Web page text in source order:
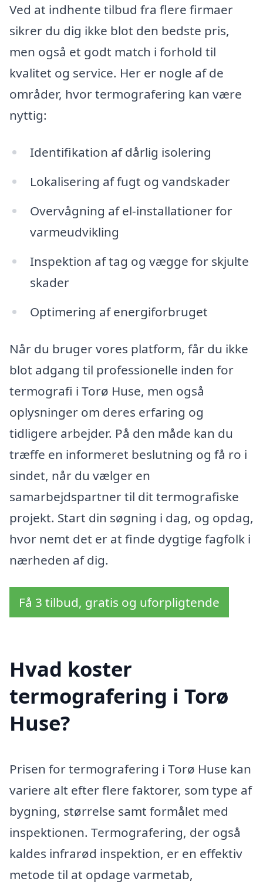
Ved at indhente tilbud fra flere firmaer
sikrer du dig ikke blot den bedste pris,
men også et godt match i forhold til
kvalitet og service. Her er nogle af de
områder, hvor termografering kan være
nyttig:
Identifikation af dårlig isolering
Lokalisering af fugt og vandskader
Overvågning af el-installationer for
varmeudvikling
Inspektion af tag og vægge for skjulte
skader
Optimering af energiforbruget
Når du bruger vores platform, får du ikke
blot adgang til professionelle inden for
termografi i Torø Huse, men også
oplysninger om deres erfaring og
tidligere arbejder. På den måde kan du
træffe en informeret beslutning og få ro i
sindet, når du vælger en
samarbejdspartner til dit termografiske
projekt. Start din søgning i dag, og opdag,
hvor nemt det er at finde dygtige fagfolk i
nærheden af dig.
Få 3 tilbud, gratis og uforpligtende
Hvad koster
termografering i Torø
Huse?
Prisen for termografering i Torø Huse kan
variere alt efter flere faktorer, som type af
bygning, størrelse samt formålet med
inspektionen. Termografering, der også
kaldes infrarød inspektion, er en effektiv
metode til at opdage varmetab,